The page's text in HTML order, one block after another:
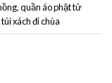
,quần áo phật tử
túi xách đi chùa